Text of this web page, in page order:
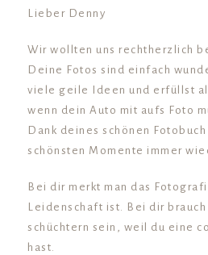
Lieber Denny
Wir wollten uns rechtherzlich
Deine Fotos sind einfach
viele geile Ideen und erfüllst
wenn dein Auto mit aufs Foto
Dank deines schönen
schönsten Momente immer
Bei dir merkt man das
Leidenschaft ist. Bei dir
schüchtern sein, weil du eine
hast.